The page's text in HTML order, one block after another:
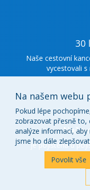
30
Naše cestovní
vycestovali
Naše
je pojištěna u
Vaše
Na našem webu
Pokud lépe
zobrazovat přesně to,
analýze informací,
jsme ho dále
Povolit vše